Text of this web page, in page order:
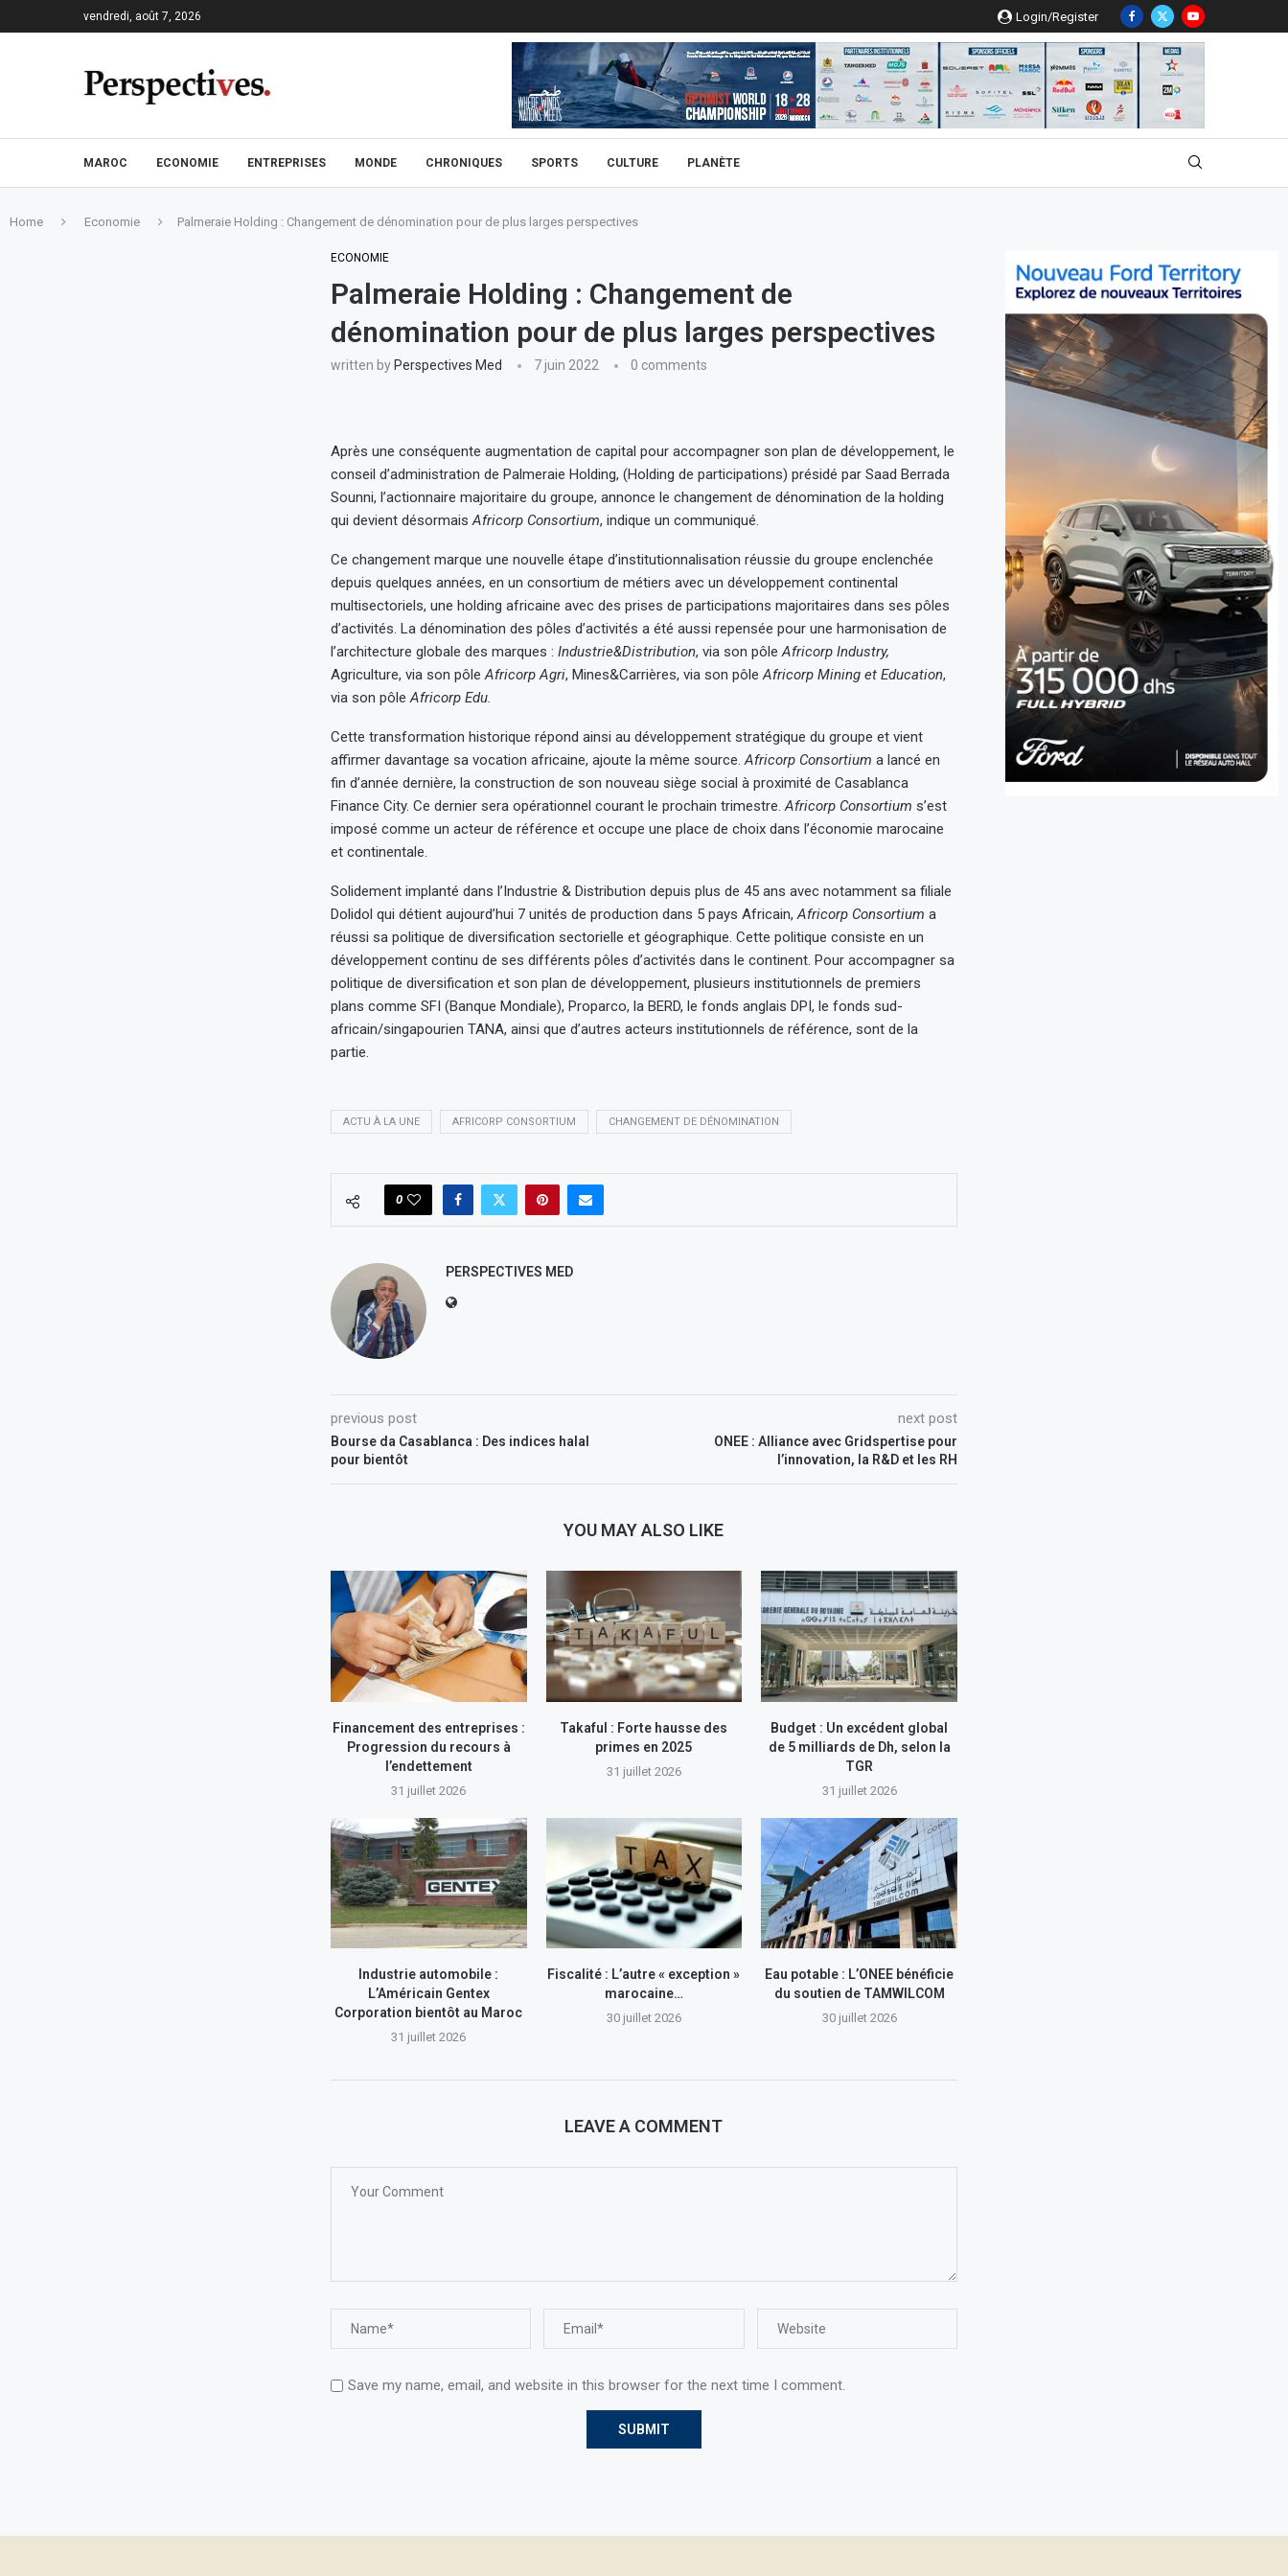
vendredi, août 7, 2026 Login/Register
MAROC ECONOMIE ENTREPRISES MONDE CHRONIQUES SPORTS CULTURE PLANÈTE
Home Economie Palmeraie Holding : Changement de dénomination pour de plus larges perspectives
ECONOMIE
Palmeraie Holding : Changement de
dénomination pour de plus larges perspectives
written by Perspectives Med 7 juin 2022 0 comments
Après une conséquente augmentation de capital pour accompagner son plan de développement, le
conseil d’administration de Palmeraie Holding, (Holding de participations) présidé par Saad Berrada
Sounni, l’actionnaire majoritaire du groupe, annonce le changement de dénomination de la holding
qui devient désormaisAfricorp Consortium, indique un communiqué.
Ce changement marque une nouvelle étape d’institutionnalisation réussie du groupe enclenchée
depuis quelques années, en un consortium de métiers avec un développement continental
multisectoriels, une holding africaine avec des prises de participations majoritaires dans ses pôles
d’activités. La dénomination des pôles d’activités a été aussi repensée pour une harmonisation de
l’architecture globale des marques : Industrie&Distribution, via son pôleAfricorp Industry,
Agriculture, via son pôleAfricorp Agri, Mines&Carrières, via son pôleAfricorp Mining et Education,
via son pôleAfricorp Edu.
Cette transformation historique répond ainsi au développement stratégique du groupe et vient
affirmer davantage sa vocation africaine, ajoute la même source.Africorp Consortium a lancé en
fin d’année dernière, la construction de son nouveau siège social à proximité de Casablanca
Finance City. Ce dernier sera opérationnel courant le prochain trimestre.Africorp Consortium s’est
imposé comme un acteur de référence et occupe une place de choix dans l’économie marocaine
et continentale.
Solidement implanté dans l’Industrie & Distribution depuis plus de 45 ans avec notamment sa filiale
Dolidol qui détient aujourd’hui 7 unités de production dans 5 pays Africain,Africorp Consortium a
réussi sa politique de diversification sectorielle et géographique. Cette politique consiste en un
développement continu de ses différents pôles d’activités dans le continent. Pour accompagner sa
politique de diversification et son plan de développement, plusieurs institutionnels de premiers
plans comme SFI (Banque Mondiale), Proparco, la BERD, le fonds anglais DPI, le fonds sud-
africain/singapourien TANA, ainsi que d’autres acteurs institutionnels de référence, sont de la
partie.
ACTU À LA UNE AFRICORP CONSORTIUM CHANGEMENT DE DÉNOMINATION
0
PERSPECTIVES MED
previous post
Bourse da Casablanca : Des indices halal
pour bientôt
next post
ONEE : Alliance avec Gridspertise pour
l’innovation, la R&D et les RH
YOU MAY ALSO LIKE
Financement des entreprises :
Progression du recours à
l’endettement
31 juillet 2026
Takaful : Forte hausse des
primes en 2025
31 juillet 2026
Budget : Un excédent global
de 5 milliards de Dh, selon la
TGR
31 juillet 2026
Industrie automobile :
L’Américain Gentex
Corporation bientôt au Maroc
31 juillet 2026
Fiscalité : L’autre « exception »
marocaine…
30 juillet 2026
Eau potable : L’ONEE bénéficie
du soutien de TAMWILCOM
30 juillet 2026
LEAVE A COMMENT
Save my name, email, and website in this browser for the next time I comment.